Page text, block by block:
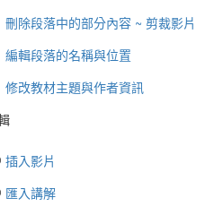
刪除段落中的部分內容 ~ 剪裁影片
編輯段落的名稱與位置
修改教材主題與作者資訊
插入影片
匯入講解